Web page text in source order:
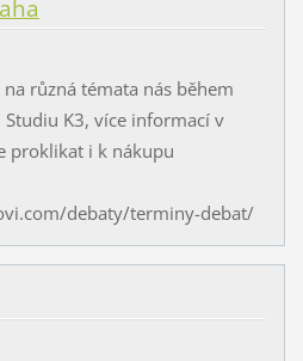
různá témata nás během
K3, více informací v
proklikat i k nákupu
debaty/terminy-debat/